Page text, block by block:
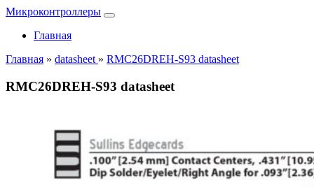
Микроконтроллеры
Главная
Главная » datasheet » RMC26DREH-S93 datasheet
RMC26DREH-S93 datasheet